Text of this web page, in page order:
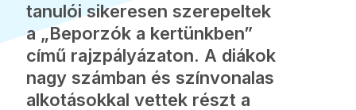
tanulói sikeresen szerepeltek
a „Beporzók a kertünkben”
című rajzpályázaton. A diákok
nagy számban és színvonalas
alkotásokkal vettek részt a